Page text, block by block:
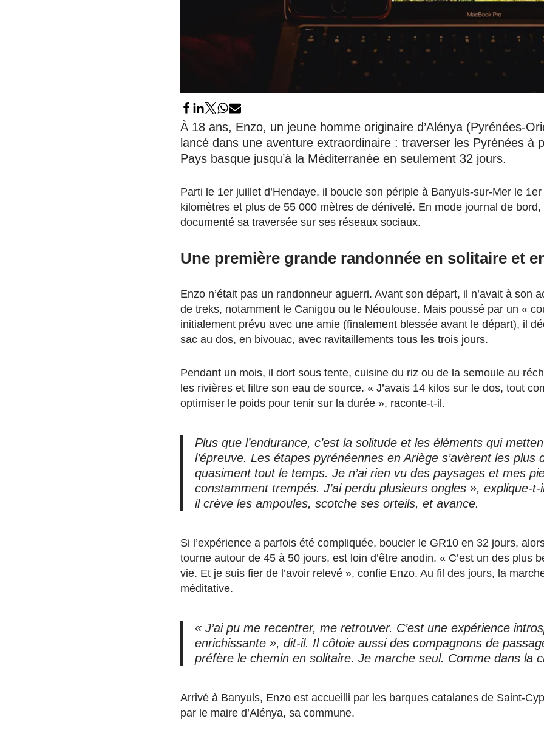
À 18 ans, Enzo, un jeune homme originaire d’Alénya (Pyrénées-
lancé dans une aventure extraordinaire : traverser les Pyrénées à
Pays basque jusqu’à la Méditerranée en seulement 32 jours.
Parti le 1er juillet d’Hendaye, il boucle son périple à Banyuls-sur-Mer le
kilomètres et plus de 55 000 mètres de dénivelé. En mode journal de
documenté sa traversée sur ses réseaux sociaux.
Une première grande randonnée en solitaire et
Enzo n’était pas un randonneur aguerri. Avant son départ, il n’avait à son
de treks, notamment le Canigou ou le Néoulouse. Mais poussé par un «
initialement prévu avec une amie (finalement blessée avant le départ), il
sac au dos, en bivouac, avec ravitaillements tous les trois jours.
Pendant un mois, il dort sous tente, cuisine du riz ou de la semoule au
les rivières et filtre son eau de source. « J’avais 14 kilos sur le dos, tout
optimiser le poids pour tenir sur la durée », raconte-t-il.
Plus que l’endurance, c’est la solitude et les éléments qui
l’épreuve. Les étapes pyrénéennes en Ariège s’avèrent les plus
quasiment tout le temps. Je n’ai rien vu des paysages et mes
constamment trempés. J’ai perdu plusieurs ongles », explique-
il crève les ampoules, scotche ses orteils, et avance.
Si l’expérience a parfois été compliquée, boucler le GR10 en 32 jours,
tourne autour de 45 à 50 jours, est loin d’être anodin. « C’est un des plus
vie. Et je suis fier de l’avoir relevé », confie Enzo. Au fil des jours, la
méditative.
« J’ai pu me recentrer, me retrouver. C’est une expérience
enrichissante », dit-il. Il côtoie aussi des compagnons de
préfère le chemin en solitaire. Je marche seul. Comme dans la
Arrivé à Banyuls, Enzo est accueilli par les barques catalanes de Saint-
par le maire d’Alénya, sa commune.